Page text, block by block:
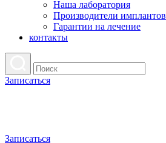
Наша лаборатория
Производители имплантов
Гарантии на лечение
контакты
Записаться
Записаться